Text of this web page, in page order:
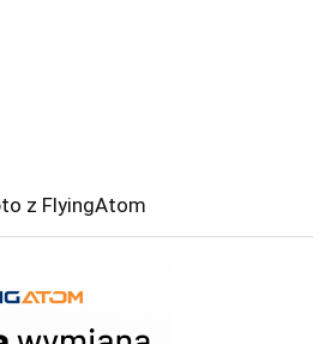
z FlyingAtom